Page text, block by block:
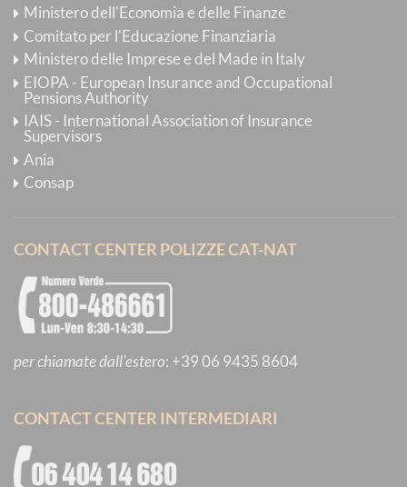
Ministero dell'Economia e delle Finanze
Comitato per l'Educazione Finanziaria
Ministero delle Imprese e del Made in Italy
EIOPA - European Insurance and Occupational
Pensions Authority
IAIS - International Association of Insurance
Supervisors
Ania
Consap
CONTACT CENTER POLIZZE CAT-NAT
per chiamate dall'estero: +39 06 9435 8604
CONTACT CENTER INTERMEDIARI